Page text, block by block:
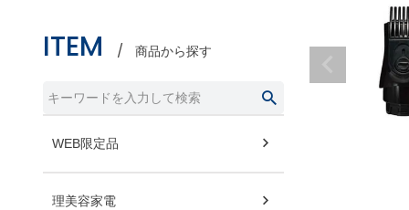
ITEM 商品から探す
WEB限定品
理美容家電